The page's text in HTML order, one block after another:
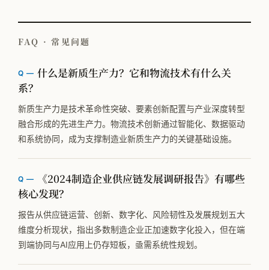
FAQ · 常见问题
什么是新质生产力？它和物流技术有什么关
系？
新质生产力是技术革命性突破、要素创新配置与产业深度转型
融合形成的先进生产力。物流技术创新通过智能化、数据驱动
和系统协同，成为支撑制造业新质生产力的关键基础设施。
《2024制造企业供应链发展调研报告》有哪些
核心发现？
报告从供应链运营、创新、数字化、风险韧性及发展规划五大
维度分析现状，指出多数制造企业正加速数字化投入，但在端
到端协同与AI应用上仍存短板，亟需系统性规划。